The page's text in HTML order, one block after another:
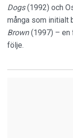
Dogs(1992) och
många som initialt
Brown(1997) – en
följe.